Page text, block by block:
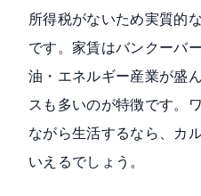
所得税がないため実質的
です。家賃はバンクーバ
油・エネルギー産業が盛
スも多いのが特徴です。
ながら生活するなら、カ
いえるでしょう。